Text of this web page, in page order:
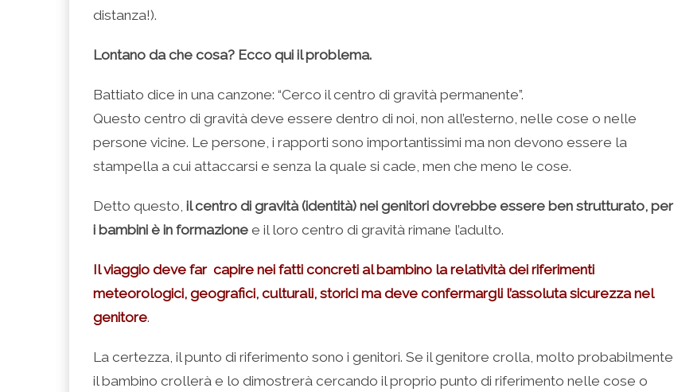
distanza!).
Lontano da che cosa? Ecco qui il problema.
Battiato dice in una canzone: “Cerco il centro di gravità permanente”.
Questo centro di gravità deve essere dentro di noi, non all’esterno, nelle cose o nelle
persone vicine. Le persone, i rapporti sono importantissimi ma non devono essere la
stampella a cui attaccarsi e senza la quale si cade, men che meno le cose.
Detto questo, il centro di gravità (identità) nei genitori dovrebbe essere ben strutturato, per
i bambini è in formazione e il loro centro di gravità rimane l’adulto.
Il viaggio deve far capire nei fatti concreti al bambino la relatività dei riferimenti
meteorologici, geografici, culturali, storici ma deve confermargli l’assoluta sicurezza nel
genitore.
La certezza, il punto di riferimento sono i genitori. Se il genitore crolla, molto probabilmente
il bambino crollerà e lo dimostrerà cercando il proprio punto di riferimento nelle cose o